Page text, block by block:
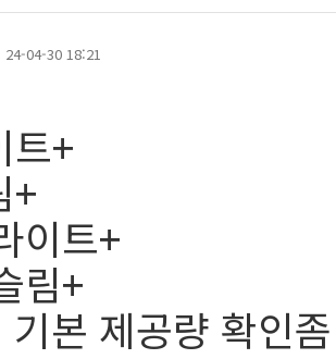
24-04-30 18:21
트+
+
이트+
림+
기본 제공량 확인